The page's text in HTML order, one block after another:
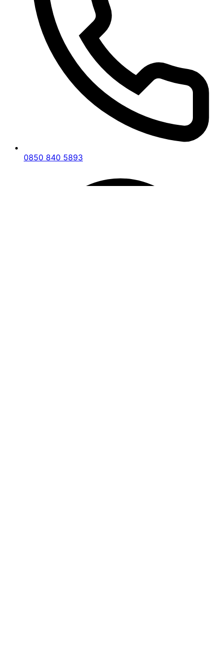
tutarak, şeffaf ve güvenilir bir hizmet anlayışını
benimsiyoruz.
Tapu Tescil Davaları
Uşak Ulubey En İyi Tapu Avukatı, tapu tescil
davalarınızda yanınızdadır. Mülkiyet haklarınızın
korunması için gerekli tüm hukuki işlemleri titizlikle
yürütür ve tapu kayıtlarınızdaki olası hataların
düzeltilmesi için etkili çözümler sunar.
Kamulaştırma İşlemleri
hukuki sorunla başa çıkmak içinUşak Ulubey En
0850 840 5893